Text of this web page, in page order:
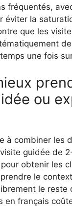
fréquentés,
éviter la
que les
de
une fois
ou
à combiner les
guidée de
obtenir les
le
le reste
en français